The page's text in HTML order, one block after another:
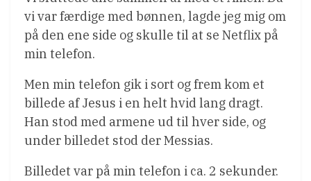
vi var færdige med bønnen, lagde jeg mig om
på den ene side og skulle til at se Netflix på
min telefon.
Men min telefon gik i sort og frem kom et
billede af Jesus i en helt hvid lang dragt.
Han stod med armene ud til hver side, og
under billedet stod der Messias.
Billedet var på min telefon i ca. 2 sekunder.